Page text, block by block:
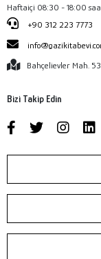
Haftaiçi 08:30 - 18:00
+90 312 223 7773
Bahçelievler Mah.
Bizi Takip Edin